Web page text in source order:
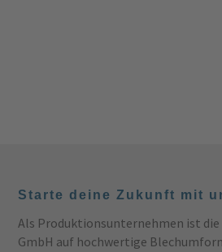
Starte deine Zukunft mit
Als Produktionsunternehmen ist
GmbH auf hochwertige